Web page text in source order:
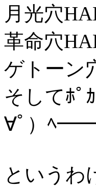
月光穴
革命穴
ゲトー
そしてﾎ
∀ﾟ）ﾍ
というわ